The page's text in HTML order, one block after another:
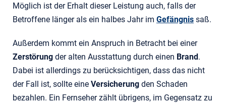
Möglich ist der Erhalt dieser Leistung auch, falls der
Betroffene länger als ein halbes Jahr im Gefängnis saß.
Außerdem kommt ein Anspruch in Betracht bei einer
Zerstörung der alten Ausstattung durch einen Brand.
Dabei ist allerdings zu berücksichtigen, dass das nicht
der Fall ist, sollte eine Versicherung den Schaden
bezahlen. Ein Fernseher zählt übrigens, im Gegensatz zu